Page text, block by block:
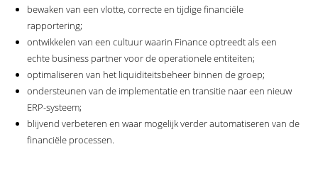
bewaken van een vlotte, correcte en tijdige financiële
rapportering;
ontwikkelen van een cultuur waarin Finance optreedt als een
echte business partner voor de operationele entiteiten;
optimaliseren van het liquiditeitsbeheer binnen de groep;
ondersteunen van de implementatie en transitie naar een nieuw
ERP-systeem;
blijvend verbeteren en waar mogelijk verder automatiseren van de
financiële processen.